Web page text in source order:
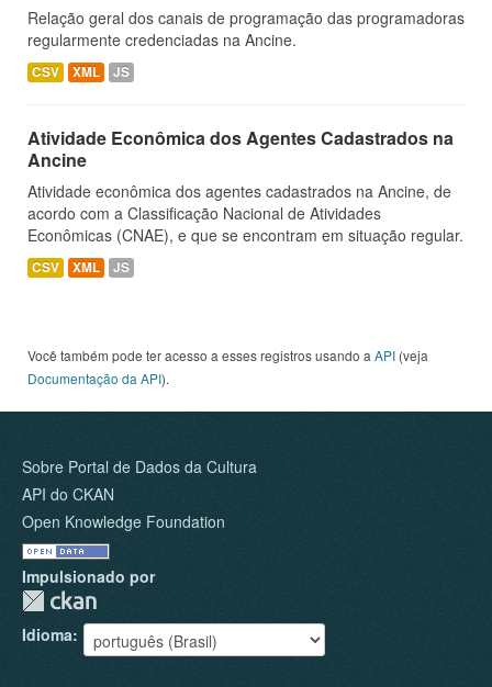
Relação geral dos canais de programação das programadoras
regularmente credenciadas na Ancine.
CSV XML JS
Atividade Econômica dos Agentes Cadastrados na
Ancine
Atividade econômica dos agentes cadastrados na Ancine, de
acordo com a Classificação Nacional de Atividades
Econômicas (CNAE), e que se encontram em situação regular.
CSV XML JS
Você também pode ter acesso a esses registros usando a API (veja
Documentação da API).
Sobre Portal de Dados da Cultura
API do CKAN
Open Knowledge Foundation
Impulsionado por
Idioma